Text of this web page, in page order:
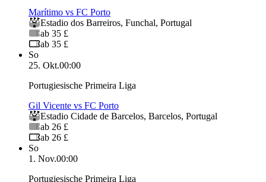
Marítimo vs FC Porto
Estadio dos Barreiros, Funchal, Portugal
ab 35 £
ab 35 £
So
25. Okt.00:00
Portugiesische Primeira Liga
Gil Vicente vs FC Porto
Estadio Cidade de Barcelos, Barcelos, Portugal
ab 26 £
ab 26 £
So
1. Nov.00:00
Portugiesische Primeira Liga